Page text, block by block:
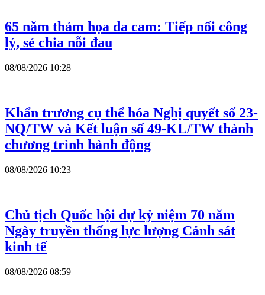
65 năm thảm họa da cam: Tiếp nối công
lý, sẻ chia nỗi đau
08/08/2026 10:28
Khẩn trương cụ thể hóa Nghị quyết số 23-
NQ/TW và Kết luận số 49-KL/TW thành
chương trình hành động
08/08/2026 10:23
Chủ tịch Quốc hội dự kỷ niệm 70 năm
Ngày truyền thống lực lượng Cảnh sát
kinh tế
08/08/2026 08:59